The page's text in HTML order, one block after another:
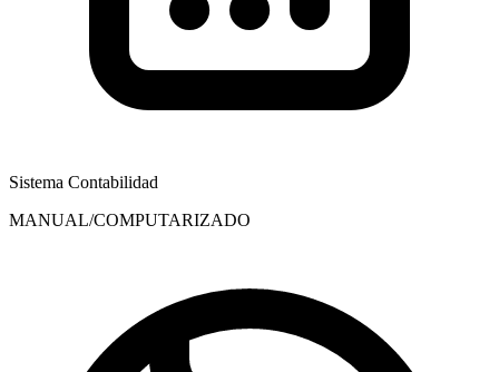
Sistema Contabilidad
MANUAL/COMPUTARIZADO